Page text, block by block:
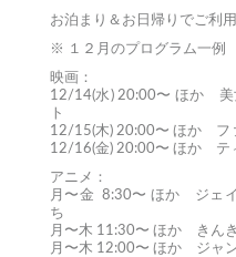
お泊まり＆お日帰りでご利
※ １２月のプログラム一例
映画：
12/14(水) 20:00〜 ほか 美
ト
12/15(木) 20:00〜 ほか フ
12/16(金) 20:00〜 ほか テ
アニメ：
月〜金 8:30〜 ほか ジェ
ち
月〜木 11:30〜 ほか きん
月〜木 12:00〜 ほか ジャ